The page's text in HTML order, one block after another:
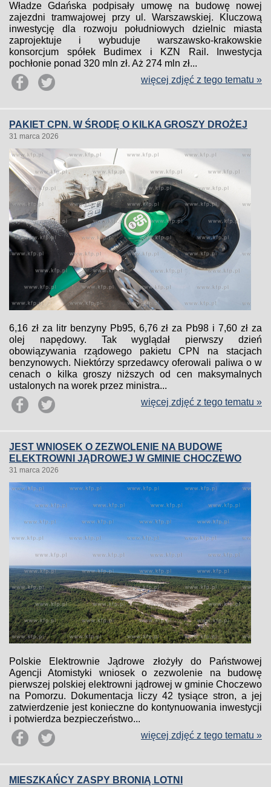
Władze Gdańska podpisały umowę na budowę nowej
zajezdni tramwajowej przy ul. Warszawskiej. Kluczową
inwestycję dla rozwoju południowych dzielnic miasta
zaprojektuje i wybuduje warszawsko-krakowskie
konsorcjum spółek Budimex i KZN Rail. Inwestycja
pochłonie ponad 320 mln zł. Aż 274 mln zł...
więcej zdjęć z tego tematu »
PAKIET CPN. W ŚRODĘ O KILKA GROSZY DROŻEJ
31 marca 2026
6,16 zł za litr benzyny Pb95, 6,76 zł za Pb98 i 7,60 zł za
olej napędowy. Tak wyglądał pierwszy dzień
obowiązywania rządowego pakietu CPN na stacjach
benzynowych. Niektórzy sprzedawcy oferowali paliwa o w
cenach o kilka groszy niższych od cen maksymalnych
ustalonych na worek przez ministra...
więcej zdjęć z tego tematu »
JEST WNIOSEK O ZEZWOLENIE NA BUDOWĘ
ELEKTROWNI JĄDROWEJ W GMINIE CHOCZEWO
31 marca 2026
Polskie Elektrownie Jądrowe złożyły do Państwowej
Agencji Atomistyki wniosek o zezwolenie na budowę
pierwszej polskiej elektrowni jądrowej w gminie Choczewo
na Pomorzu. Dokumentacja liczy 42 tysiące stron, a jej
zatwierdzenie jest konieczne do kontynuowania inwestycji
i potwierdza bezpieczeństwo...
więcej zdjęć z tego tematu »
MIESZKAŃCY ZASPY BRONIĄ LOTNI